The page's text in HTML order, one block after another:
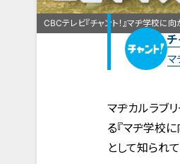
CBCテレビ『チャント！』マヂ学校に
チ
マ
マヂカルラブ
る『マヂ学校
として知られ